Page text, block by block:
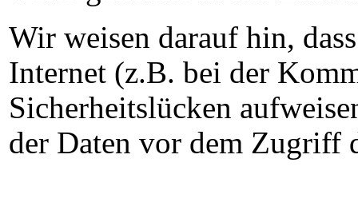
Wir weisen darauf hin,
Internet (z.B. bei der
Sicherheitslücken
der Daten vor dem